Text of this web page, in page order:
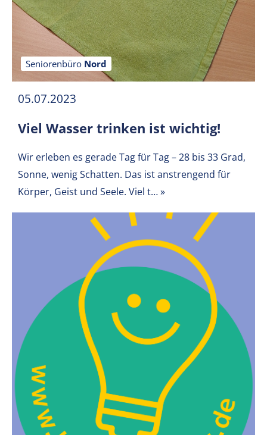
Seniorenbüro Nord
05.07.2023
Viel Wasser trinken ist wichtig!
Wir erleben es gerade Tag für Tag – 28 bis 33 Grad,
Sonne, wenig Schatten. Das ist anstrengend für
Körper, Geist und Seele. Viel t…»